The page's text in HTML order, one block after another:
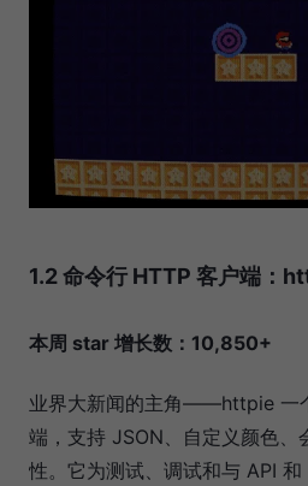
1.2 命令行 HTTP 客户端：
本周 star 增长数：10,850+
业界大新闻的主角——httpie 一
端，支持 JSON、自定义颜色、
性。它为测试、调试和与 API